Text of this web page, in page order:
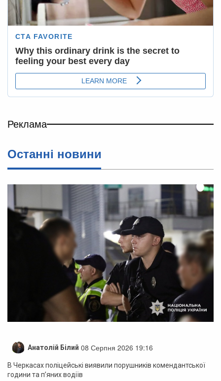
Реклама
Останні новини
Анатолій Білий 08 Серпня 2026 19:16
В Черкасах поліцейські виявили порушників комендантської
години та п’яних водіїв